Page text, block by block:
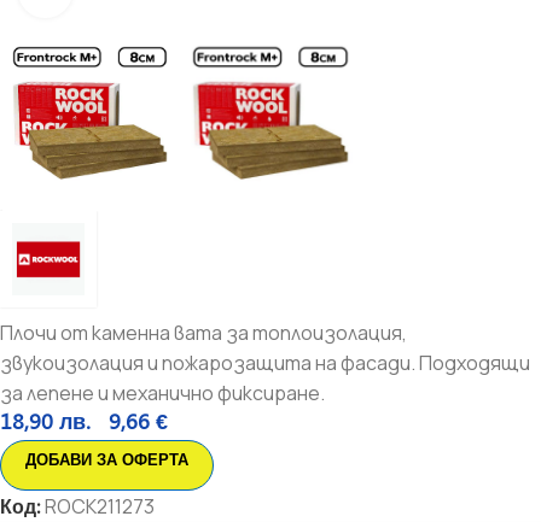
Плочи от каменна вата за топлоизолация,
звукоизолация и пожарозащита на фасади. Подходящи
за лепене и механично фиксиране.
18,90 лв. 9,66 €
ДОБАВИ ЗА ОФЕРТА
Код:ROCK211273